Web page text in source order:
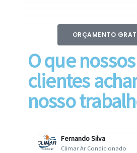
ORÇAMENTO
O que nossos
clientes
nosso
Fernando Silva
Climar Ar Condicionado